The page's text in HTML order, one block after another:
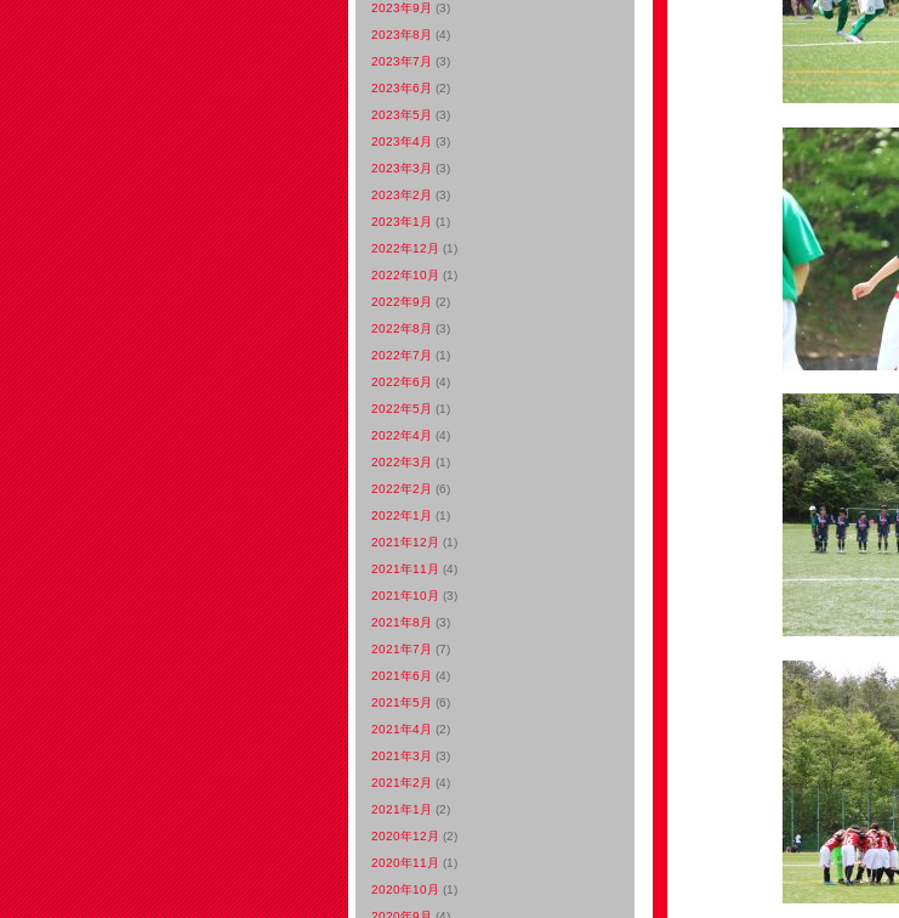
2023年9月 (3)
2023年8月 (4)
2023年7月 (3)
2023年6月 (2)
2023年5月 (3)
2023年4月 (3)
2023年3月 (3)
2023年2月 (3)
2023年1月 (1)
2022年12月 (1)
2022年10月 (1)
2022年9月 (2)
2022年8月 (3)
2022年7月 (1)
2022年6月 (4)
2022年5月 (1)
2022年4月 (4)
2022年3月 (1)
2022年2月 (6)
2022年1月 (1)
2021年12月 (1)
2021年11月 (4)
2021年10月 (3)
2021年8月 (3)
2021年7月 (7)
2021年6月 (4)
2021年5月 (6)
2021年4月 (2)
2021年3月 (3)
2021年2月 (4)
2021年1月 (2)
2020年12月 (2)
2020年11月 (1)
2020年10月 (1)